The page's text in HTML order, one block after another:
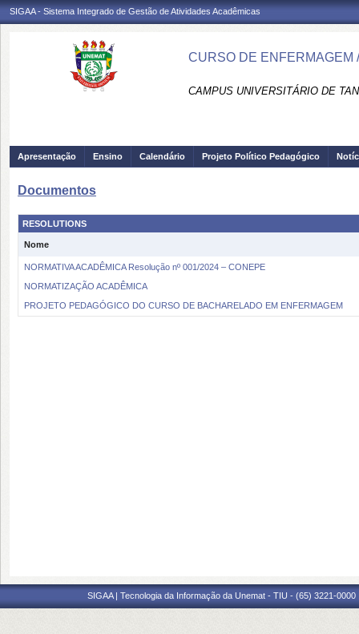
SIGAA - Sistema Integrado de Gestão de Atividades Acadêmicas
CURSO DE ENFERMAGEM
CAMPUS UNIVERSITÁRIO DE
Apresentação Ensino Calendário Projeto Político Pedagógico
Documentos
RESOLUTIONS
Nome
NORMATIVA ACADÊMICA Resolução nº 001/2024 – CONEPE
NORMATIZAÇÃO ACADÊMICA
PROJETO PEDAGÓGICO DO CURSO DE BACHARELADO EM ENFERMAGEM
SIGAA | Tecnologia da Informação da Unemat - TIU - (65) 3221-